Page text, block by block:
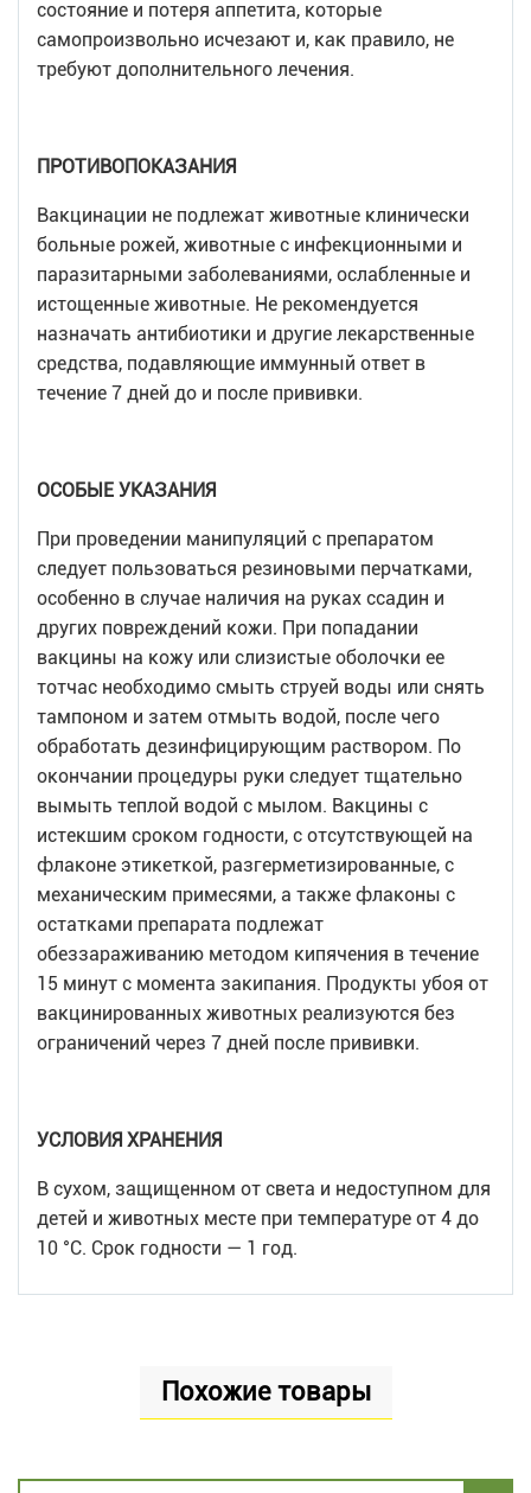
состояние и потеря аппетита, которые
самопроизвольно исчезают и, как правило, не
требуют дополнительного лечения.
ПРОТИВОПОКАЗАНИЯ
Вакцинации не подлежат животные клинически
больные рожей, животные с инфекционными и
паразитарными заболеваниями, ослабленные и
истощенные животные. Не рекомендуется
назначать антибиотики и другие лекарственные
средства, подавляющие иммунный ответ в
течение 7 дней до и после прививки.
ОСОБЫЕ УКАЗАНИЯ
При проведении манипуляций с препаратом
следует пользоваться резиновыми перчатками,
особенно в случае наличия на руках ссадин и
других повреждений кожи. При попадании
вакцины на кожу или слизистые оболочки ее
тотчас необходимо смыть струей воды или снять
тампоном и затем отмыть водой, после чего
обработать дезинфицирующим раствором. По
окончании процедуры руки следует тщательно
вымыть теплой водой с мылом. Вакцины с
истекшим сроком годности, с отсутствующей на
флаконе этикеткой, разгерметизированные, с
механическим примесями, а также флаконы с
остатками препарата подлежат
обеззараживанию методом кипячения в течение
15 минут с момента закипания. Продукты убоя от
вакцинированных животных реализуются без
ограничений через 7 дней после прививки.
УСЛОВИЯ ХРАНЕНИЯ
В сухом, защищенном от света и недоступном для
детей и животных месте при температуре от 4 до
10 °С. Срок годности — 1 год.
Похожие товары